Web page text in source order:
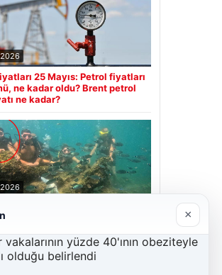
25 Mayıs: Petrol fiyatları
ne kadar oldu? Brent petrol
ne kadar?
Soru İşaretleri Çözülmeye
×